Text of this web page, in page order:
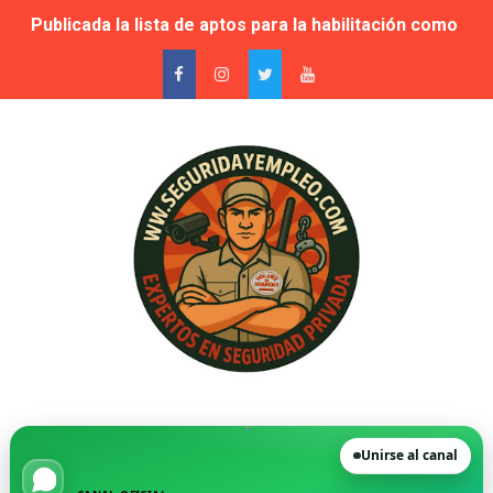
Publicada la lista de aptos para la habilitación como
Sale a licitación la seguridad privada de las piscinas
Adjudicado por 87,9 millones el contrato de apoyo a
🚨 Falta de vigilantes en El Retiro: cuando la
Suspensión cautelar de la adjudicación de varios
🛡️ Vecinos de VPP en Playa de San Juan denuncian
Novedad. Orden INT/25/2026 — Habilitación de
La Moraleja, condenada a readmitir a su director de
FGV destinará más de 30 millones de euros a los
Unirse al canal